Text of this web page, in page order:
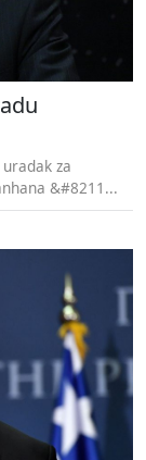
za
&#8211...